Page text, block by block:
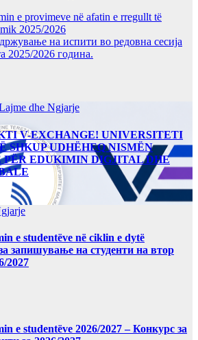
e provimeve në afatin e rregullt të
2025/2026
на испити во редовна сесија
2025/2026 година.
dhe Ngjarje
V-EXCHANGE! UNIVERSITETI
SHKUP UDHËHEQ NISMËN
PËR EDUKIMIN DIGJITAL DHE
e studentëve në ciklin e dytë
запишување на студенти на втор
2027
e studentëve 2026/2027 – Конкурс за